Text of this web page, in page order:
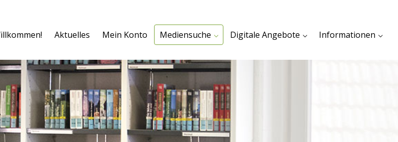
Aktuelles Mein Konto
Mediensuche
Digitale Angebote
Informationen